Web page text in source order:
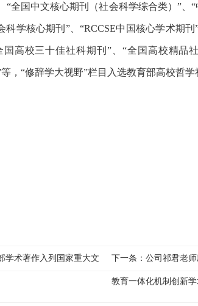
“全国中文核心期刊（社会科学综合类）”、
科学核心期刊”、“RCCSE中国核心学术期
国高校三十佳社科期刊”、“全国高校精品
，“修辞学大视野”栏目入选教育部高校哲学
学术著作入列国家重大文 下一条： 公司祁君老
教育一体化机制创新